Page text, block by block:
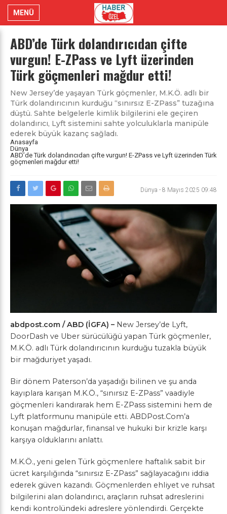
MENÜ
ABD’de Türk dolandırıcıdan çifte
vurgun! E-ZPass ve Lyft üzerinden
Türk göçmenleri mağdur etti!
New Jersey’de yaşayan Türk göçmenler, M.K.Ö. adlı bir
Türk dolandırıcının kurduğu “sınırsız E-ZPass” tuzağına
düştü. Sahte belgelerle kimlik bilgilerini ele geçiren
dolandırıcı, Lyft sistemini sahte yolculuklarla manipüle
ederek büyük kazanç sağladı.
Anasayfa
Dünya
ABD’de Türk dolandırıcıdan çifte vurgun! E-ZPass ve Lyft üzerinden Türk
göçmenleri mağdur etti!
Dünya - 8 Mayıs 2025 09:48
abdpost.com / ABD (İGFA) – New Jersey’de Lyft,
DoorDash ve Uber sürücülüğü yapan Türk göçmenler,
M.K.Ö. adlı Türk dolandırıcının kurduğu tuzakla büyük
bir mağduriyet yaşadı.
Bir dönem Paterson’da yaşadığı bilinen ve şu anda
kayıplara karışan M.K.Ö., “sınırsız E-ZPass” vaadiyle
göçmenleri kandırarak hem E-ZPass sistemini hem de
Lyft platformunu manipüle etti. ABDPost.Com’a
konuşan mağdurlar, finansal ve hukuki bir krizle karşı
karşıya olduklarını anlattı.
M.K.Ö., yeni gelen Türk göçmenlere haftalık sabit bir
ücret karşılığında “sınırsız E-ZPass” sağlayacağını iddia
ederek güven kazandı. Göçmenlerden ehliyet ve ruhsat
bilgilerini alan dolandırıcı, araçların ruhsat adreslerini
kendi kontrolündeki adreslere yönlendirdi. Gerçekte